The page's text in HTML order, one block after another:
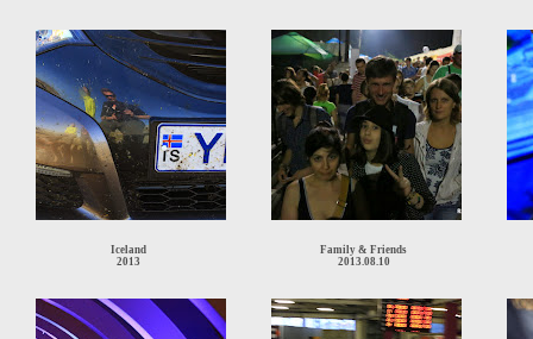
Iceland
2013
Family & Friends
2013.08.10